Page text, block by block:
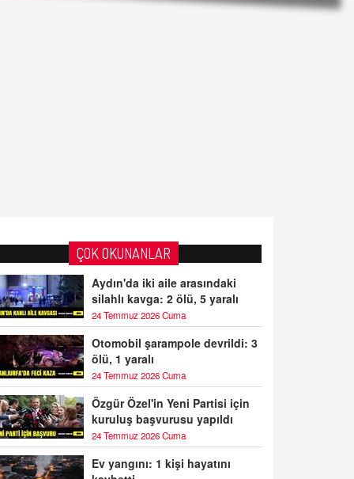
ÇOK OKUNANLAR
Aydın'da iki aile arasındaki
silahlı kavga: 2 ölü, 5 yaralı
24 Temmuz 2026 Cuma
Otomobil şarampole devrildi: 3
ölü, 1 yaralı
24 Temmuz 2026 Cuma
Özgür Özel'in Yeni Partisi için
kuruluş başvurusu yapıldı
24 Temmuz 2026 Cuma
Ev yangını: 1 kişi hayatını